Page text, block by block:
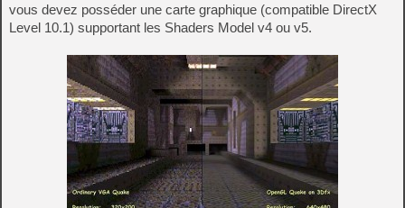
vous devez posséder une carte graphique (compatible DirectX
Level 10.1) supportant les Shaders Model v4 ou v5.